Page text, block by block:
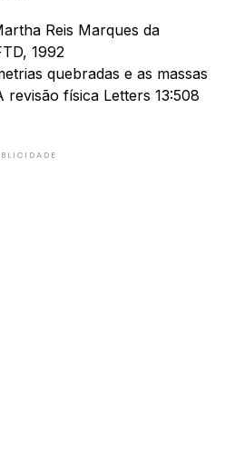
Reis Marques da
1992
quebradas e as massas
revisão física Letters 13:508